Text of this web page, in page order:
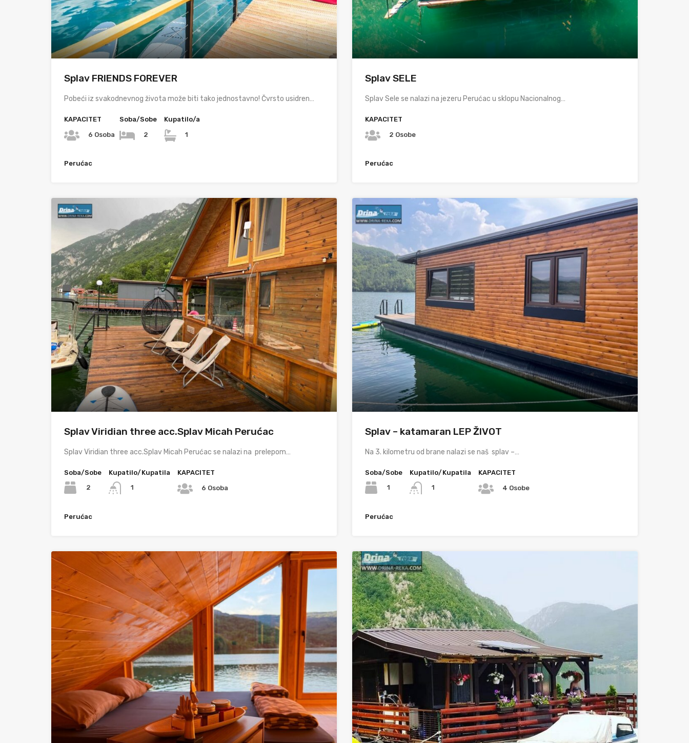
Splav FRIENDS FOREVER
Pobeći iz svakodnevnog života može biti tako jednostavno! Čvrsto usidren…
KAPACITET
6 Osoba
Soba/Sobe
2
Kupatilo/a
1
Perućac
Splav SELE
Splav Sele se nalazi na jezeru Perućac u sklopu Nacionalnog…
KAPACITET
2 Osobe
Perućac
Splav Viridian three acc.Splav Micah Perućac
Splav Viridian three acc.Splav Micah Perućac se nalazi na prelepom…
Soba/Sobe
2
Kupatilo/Kupatila
1
KAPACITET
6 Osoba
Perućac
Splav – katamaran LEP ŽIVOT
Na 3. kilometru od brane nalazi se naš splav –…
Soba/Sobe
1
Kupatilo/Kupatila
1
KAPACITET
4 Osobe
Perućac